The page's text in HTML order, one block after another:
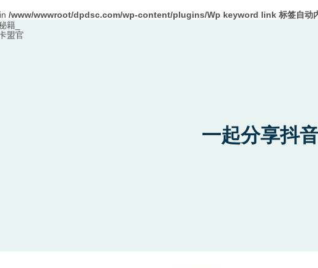
/www/wwwroot/dpdsc.com/wp-content/plugins/Wp keyword link 标签自动
籍_
盟官
一起分享抖